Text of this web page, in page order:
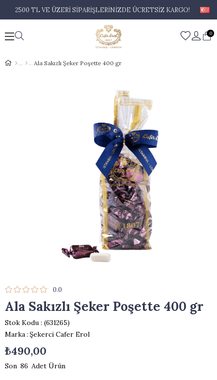
2500 TL VE ÜZERİ SİPARİŞLERİNİZDE ÜCRETSİZ KARGO!
0
Ala Sakızlı Şeker Poşette 400 gr
0.0
Ala Sakızlı Şeker Poşette 400 gr
Stok Kodu
(631265)
Marka: Şekerci Cafer Erol
₺490,00
86